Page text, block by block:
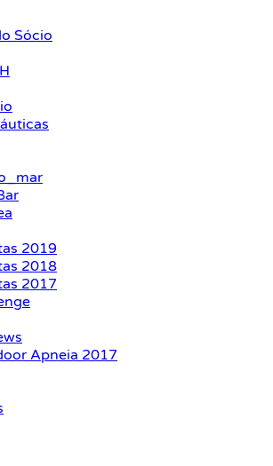
Sócio
2019
2018
2017
Apneia 2017